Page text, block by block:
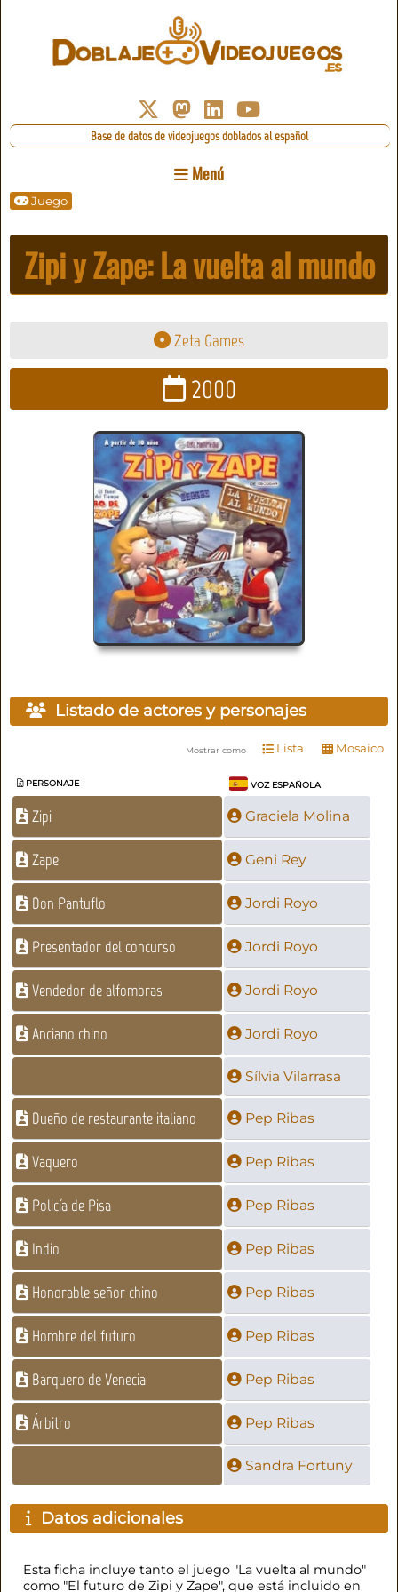
Base de datos de videojuegos doblados al español
Menú
Juego
Zipi y Zape: La vuelta al mundo
Zeta Games
2000
Listado de actores y personajes
Mostrar como Lista Mosaico
PERSONAJE VOZ ESPAÑOLA
Zipi Graciela Molina
Zape Geni Rey
Don Pantuflo Jordi Royo
Presentador del concurso Jordi Royo
Vendedor de alfombras Jordi Royo
Anciano chino Jordi Royo
Sílvia Vilarrasa
Dueño de restaurante italiano Pep Ribas
Vaquero Pep Ribas
Policía de Pisa Pep Ribas
Indio Pep Ribas
Honorable señor chino Pep Ribas
Hombre del futuro Pep Ribas
Barquero de Venecia Pep Ribas
Árbitro Pep Ribas
Sandra Fortuny
Datos adicionales
Esta ficha incluye tanto el juego "La vuelta al mundo"
como "El futuro de Zipi y Zape", que está incluido en